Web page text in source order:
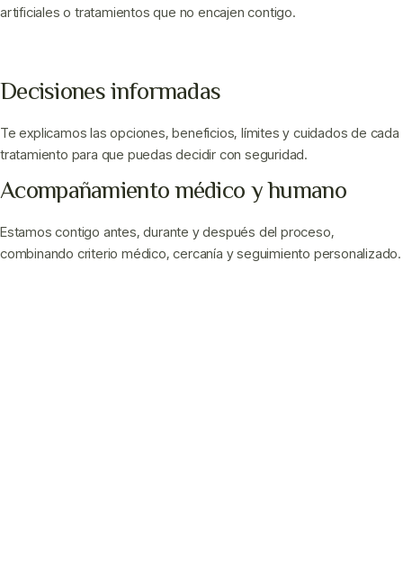
artificiales o tratamientos que no encajen contigo.
Decisiones informadas
Te explicamos las opciones, beneficios, límites y cuidados de cada
tratamiento para que puedas decidir con seguridad.
Acompañamiento médico y humano
Estamos contigo antes, durante y después del proceso,
combinando criterio médico, cercanía y seguimiento personalizado.